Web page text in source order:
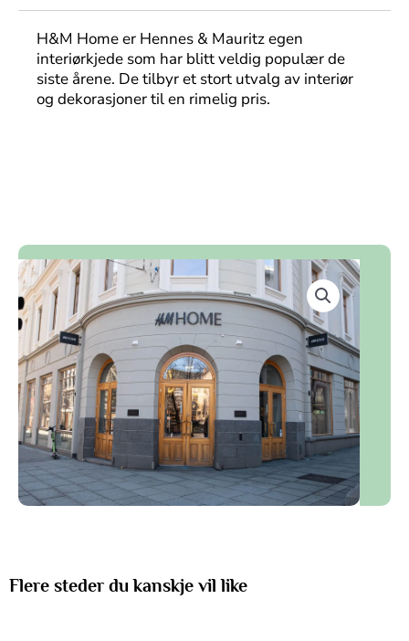
H&M Home er Hennes & Mauritz egen
interiørkjede som har blitt veldig populær de
siste årene. De tilbyr et stort utvalg av interiør
og dekorasjoner til en rimelig pris.
Flere steder du kanskje vil like